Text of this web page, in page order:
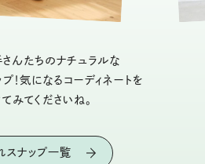
んたちのナチュラルな
！気になるコーディネートを
みてくださいね。
スナップ一覧